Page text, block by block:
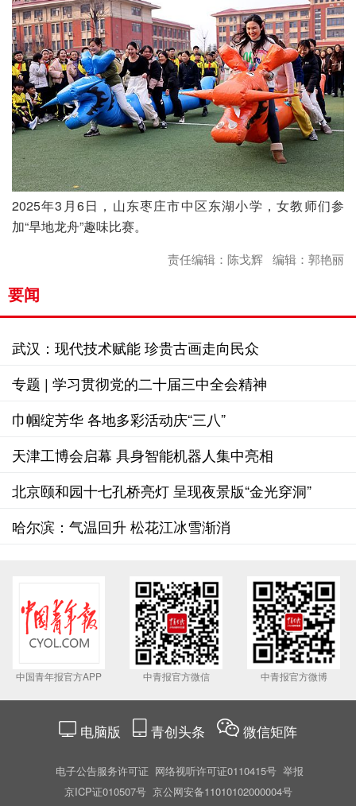
2025年3月6日，山东枣庄市中区东湖小学，女教师们参
加“旱地龙舟”趣味比赛。
责任编辑：陈戈辉 编辑：郭艳丽
要闻
武汉：现代技术赋能 珍贵古画走向民众
专题 | 学习贯彻党的二十届三中全会精神
巾帼绽芳华 各地多彩活动庆“三八”
天津工博会启幕 具身智能机器人集中亮相
北京颐和园十七孔桥亮灯 呈现夜景版“金光穿洞”
哈尔滨：气温回升 松花江冰雪渐消
中国青年报官方APP 中青报官方微信 中青报官方微博
电脑版 青创头条 微信矩阵
电子公告服务许可证 网络视听许可证0110415号 举报
京ICP证010507号 京公网安备11010102000004号